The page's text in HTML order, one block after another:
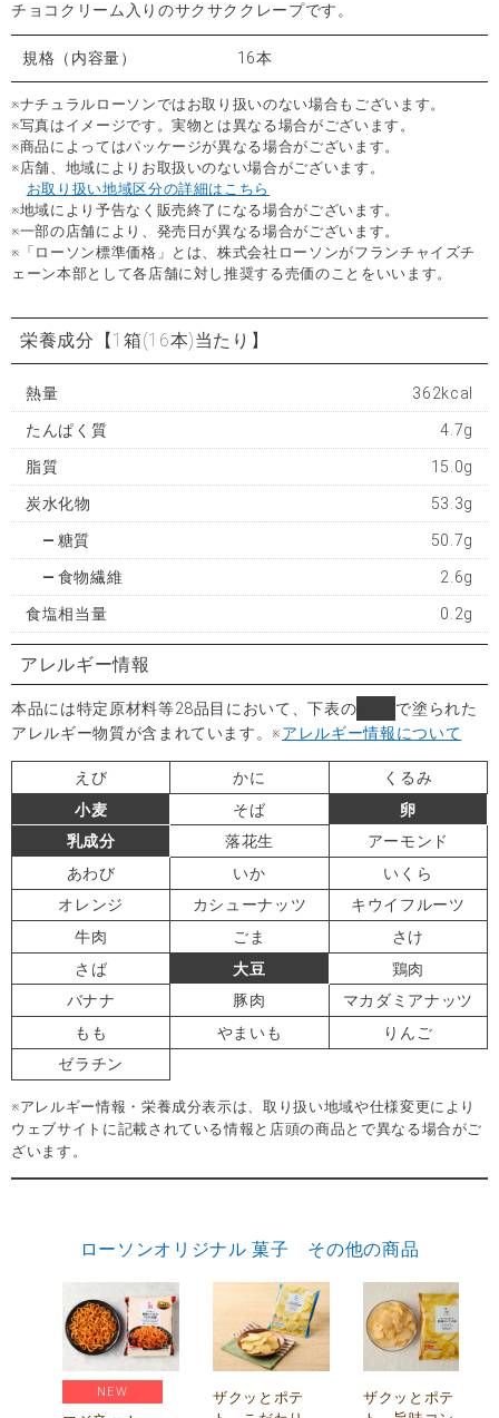
チョコクリーム入りのサクサククレープです。
規格（内容量） 16本
※ナチュラルローソンではお取り扱いのない場合もございます。
※写真はイメージです。実物とは異なる場合がございます。
※商品によってはパッケージが異なる場合がございます。
※店舗、地域によりお取扱いのない場合がございます。
お取り扱い地域区分の詳細はこちら
※地域により予告なく販売終了になる場合がございます。
※一部の店舗により、発売日が異なる場合がございます。
※「ローソン標準価格」とは、株式会社ローソンがフランチャイズチ
ェーン本部として各店舗に対し推奨する売価のことをいいます。
栄養成分 【1箱(16本)当たり】
熱量 362kcal
たんぱく質 4.7g
脂質 15.0g
炭水化物 53.3g
糖質 50.7g
食物繊維 2.6g
食塩相当量 0.2g
アレルギー情報
本品には特定原材料等28品目において、下表の
で塗られた
アレルギー物質が含まれています。※アレルギー情報について
えび かに
くるみ
小麦
そば
卵
乳成分
落花生
アーモンド
あわび
いか
いくら
オレンジ
カシューナッツ
キウイフルーツ
牛肉
ごま
さけ
さば
大豆
鶏肉
バナナ
豚肉
マカダミアナッツ
もも
やまいも
りんご
ゼラチン
※アレルギー情報・栄養成分表示は、取り扱い地域や仕様変更により
ウェブサイトに記載されている情報と店頭の商品とで異なる場合がご
ざいます。
ローソンオリジナル 菓子 その他の商品
NEW
ザクッとポテ
ザクッとポテ